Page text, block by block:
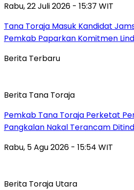
Rabu, 22 Juli 2026 - 15:37 WIT
Tana Toraja Masuk Kandidat
Pemkab Paparkan Komitmen
Berita Terbaru
Berita Tana Toraja
Pemkab Tana Toraja Perketat
Pangkalan Nakal Terancam
Rabu, 5 Agu 2026 - 15:54 WIT
Berita Toraja Utara